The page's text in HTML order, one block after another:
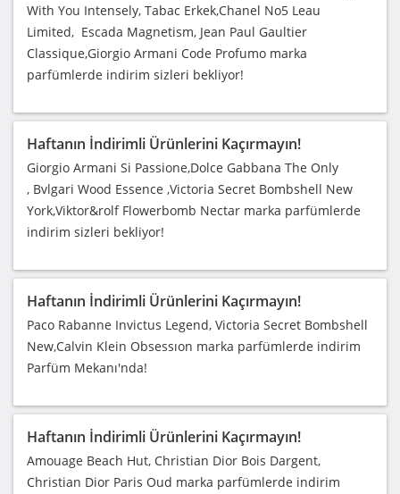
With You Intensely, Tabac Erkek,Chanel No5 Leau
Limited, Escada Magnetism, Jean Paul Gaultier
Classique,Giorgio Armani Code Profumo marka
parfümlerde indirim sizleri bekliyor!
Haftanın İndirimli Ürünlerini Kaçırmayın!
Giorgio Armani Si Passione,Dolce Gabbana The Only
, Bvlgari Wood Essence ,Victoria Secret Bombshell New
York,Viktor&rolf Flowerbomb Nectar marka parfümlerde
indirim sizleri bekliyor!
Haftanın İndirimli Ürünlerini Kaçırmayın!
Paco Rabanne Invictus Legend, Victoria Secret Bombshell
New,Calvin Klein Obsessıon marka parfümlerde indirim
Parfüm Mekanı'nda!
Haftanın İndirimli Ürünlerini Kaçırmayın!
Amouage Beach Hut, Christian Dior Bois Dargent,
Christian Dior Paris Oud marka parfümlerde indirim